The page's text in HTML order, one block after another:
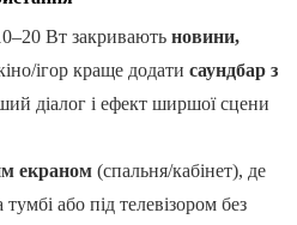
Вт закривають новини,
ігор краще додати саундбар з
діалог і ефект ширшої сцени
екраном(спальня/кабінет), де
або під телевізором без